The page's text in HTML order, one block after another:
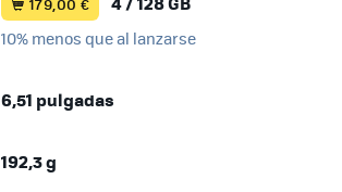
10% menos que al lanzarse
6,51 pulgadas
192,3 g